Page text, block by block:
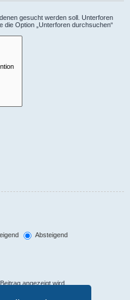
gesucht werden soll. Unterforen
Option „Unterforen durchsuchen“
Absteigend
angezeigt wird.